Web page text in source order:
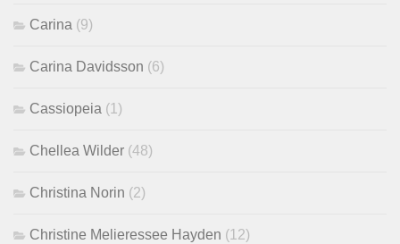
Carina (9)
Carina Davidsson (6)
Cassiopeia (1)
Chellea Wilder (48)
Christina Norin (2)
Christine Melieressee Hayden (12)